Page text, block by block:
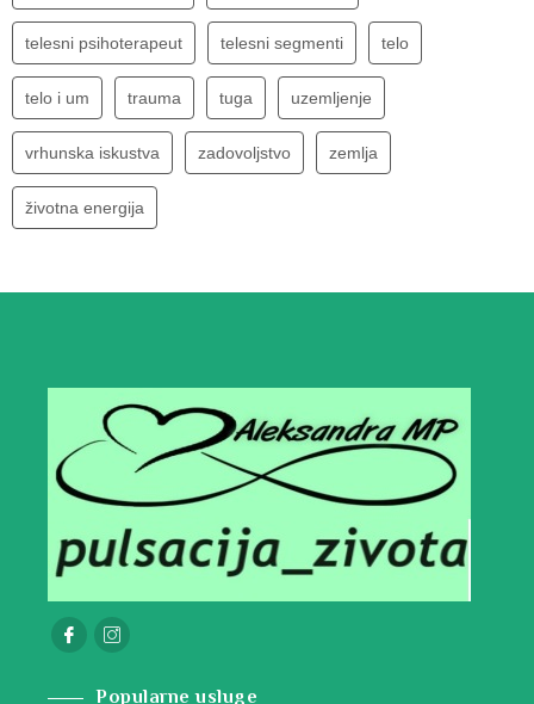
telesni psihoterapeut telesni segmenti telo
telo i um trauma tuga uzemljenje
vrhunska iskustva zadovoljstvo zemlja
životna energija